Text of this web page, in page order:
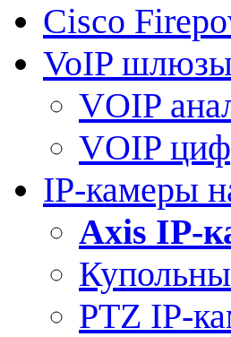
Cisco
VoIP шлюзы
VOIP
VOIP
IP-камеры
Axis IP-
PTZ IP-